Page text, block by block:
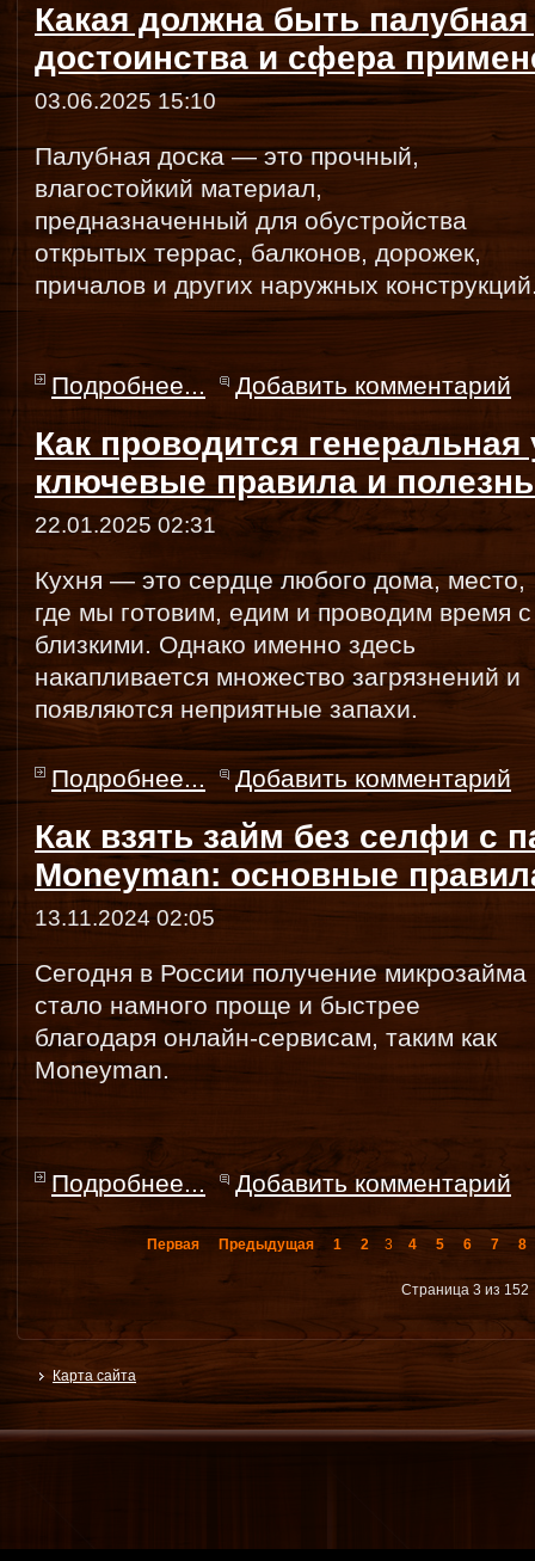
Какая должна быть палубная
достоинства и сфера
03.06.2025 15:10
Палубная доска — это прочный,
влагостойкий материал,
предназначенный для обустройства
открытых террас, балконов, дорожек,
причалов и других наружных
Подробнее... Добавить комментарий
Как проводится генеральная
ключевые правила и
22.01.2025 02:31
Кухня — это сердце любого дома, место,
где мы готовим, едим и проводим время с
близкими. Однако именно здесь
накапливается множество загрязнений и
появляются неприятные запахи.
Подробнее... Добавить комментарий
Как взять займ без селфи с
Moneyman: основные
13.11.2024 02:05
Сегодня в России получение микрозайма
стало намного проще и быстрее
благодаря онлайн-сервисам, таким как
Moneyman.
Подробнее... Добавить комментарий
Первая Предыдущая 1 2 3 4 5 6 7 8
Страница 3 из 152
Карта сайта